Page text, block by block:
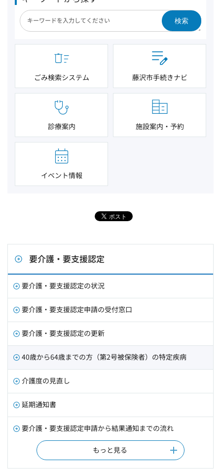
検索
ごみ検索システム 藤沢市手続きナビ
診療案内 施設案内・予約
イベント情報
要介護・要支援認定
要介護・要支援認定の状況
要介護・要支援認定申請の受付窓口
要介護・要支援認定の更新
40歳から64歳までの方（第2号被保険者）の特定疾病
介護度の見直し
延期通知書
要介護・要支援認定申請から結果通知までの流れ
もっと見る